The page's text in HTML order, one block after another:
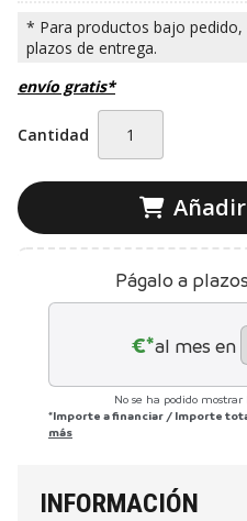
envío gratis*
Cantidad
Págalo a
€*al mes en
No se ha podido
*Importe a financiar / Importe
más
INFORMACIÓN